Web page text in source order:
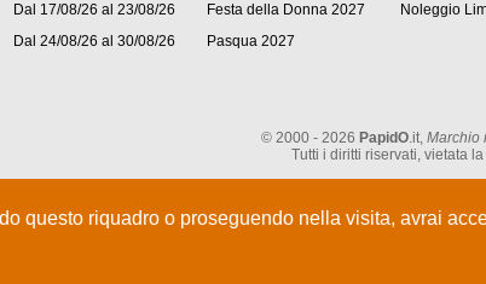
Dal 17/08/26 al 23/08/26
Dal 24/08/26 al 30/08/26
Festa della Donna 2027
Pasqua 2027
Noleggio
© 2000 - 2026 PapidO.it, Marchio
Tutti i diritti riservati, vietata
questo riquadro o proseguendo nella visita, avrai